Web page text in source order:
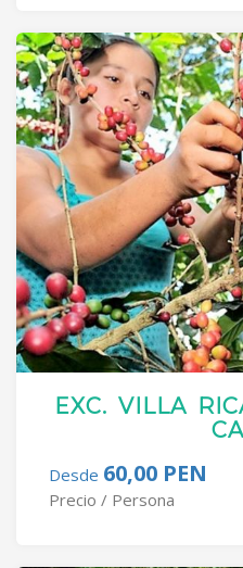
EXC. VILLA
Desde 60,00 PEN
Precio / Persona